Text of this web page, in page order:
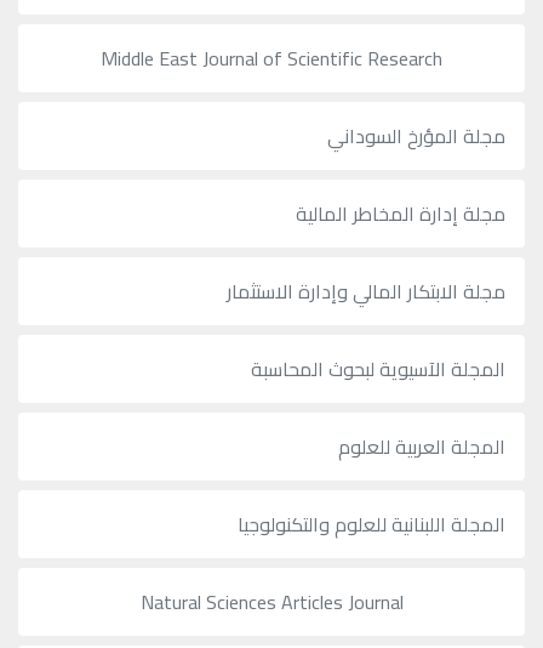
Middle East Journal of Scientific Research
مجلة المؤرخ السوداني
مجلة إدارة المخاطر المالية
مجلة الابتكار المالي وإدارة الاستثمار
المجلة الآسيوية لبحوث المحاسبة
المجلة العربية للعلوم
المجلة اللبنانية للعلوم والتكنولوجيا
Natural Sciences Articles Journal